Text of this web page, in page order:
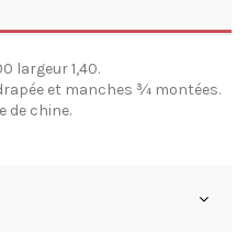
largeur 1,40.
et manches ¾ montées.
de chine.